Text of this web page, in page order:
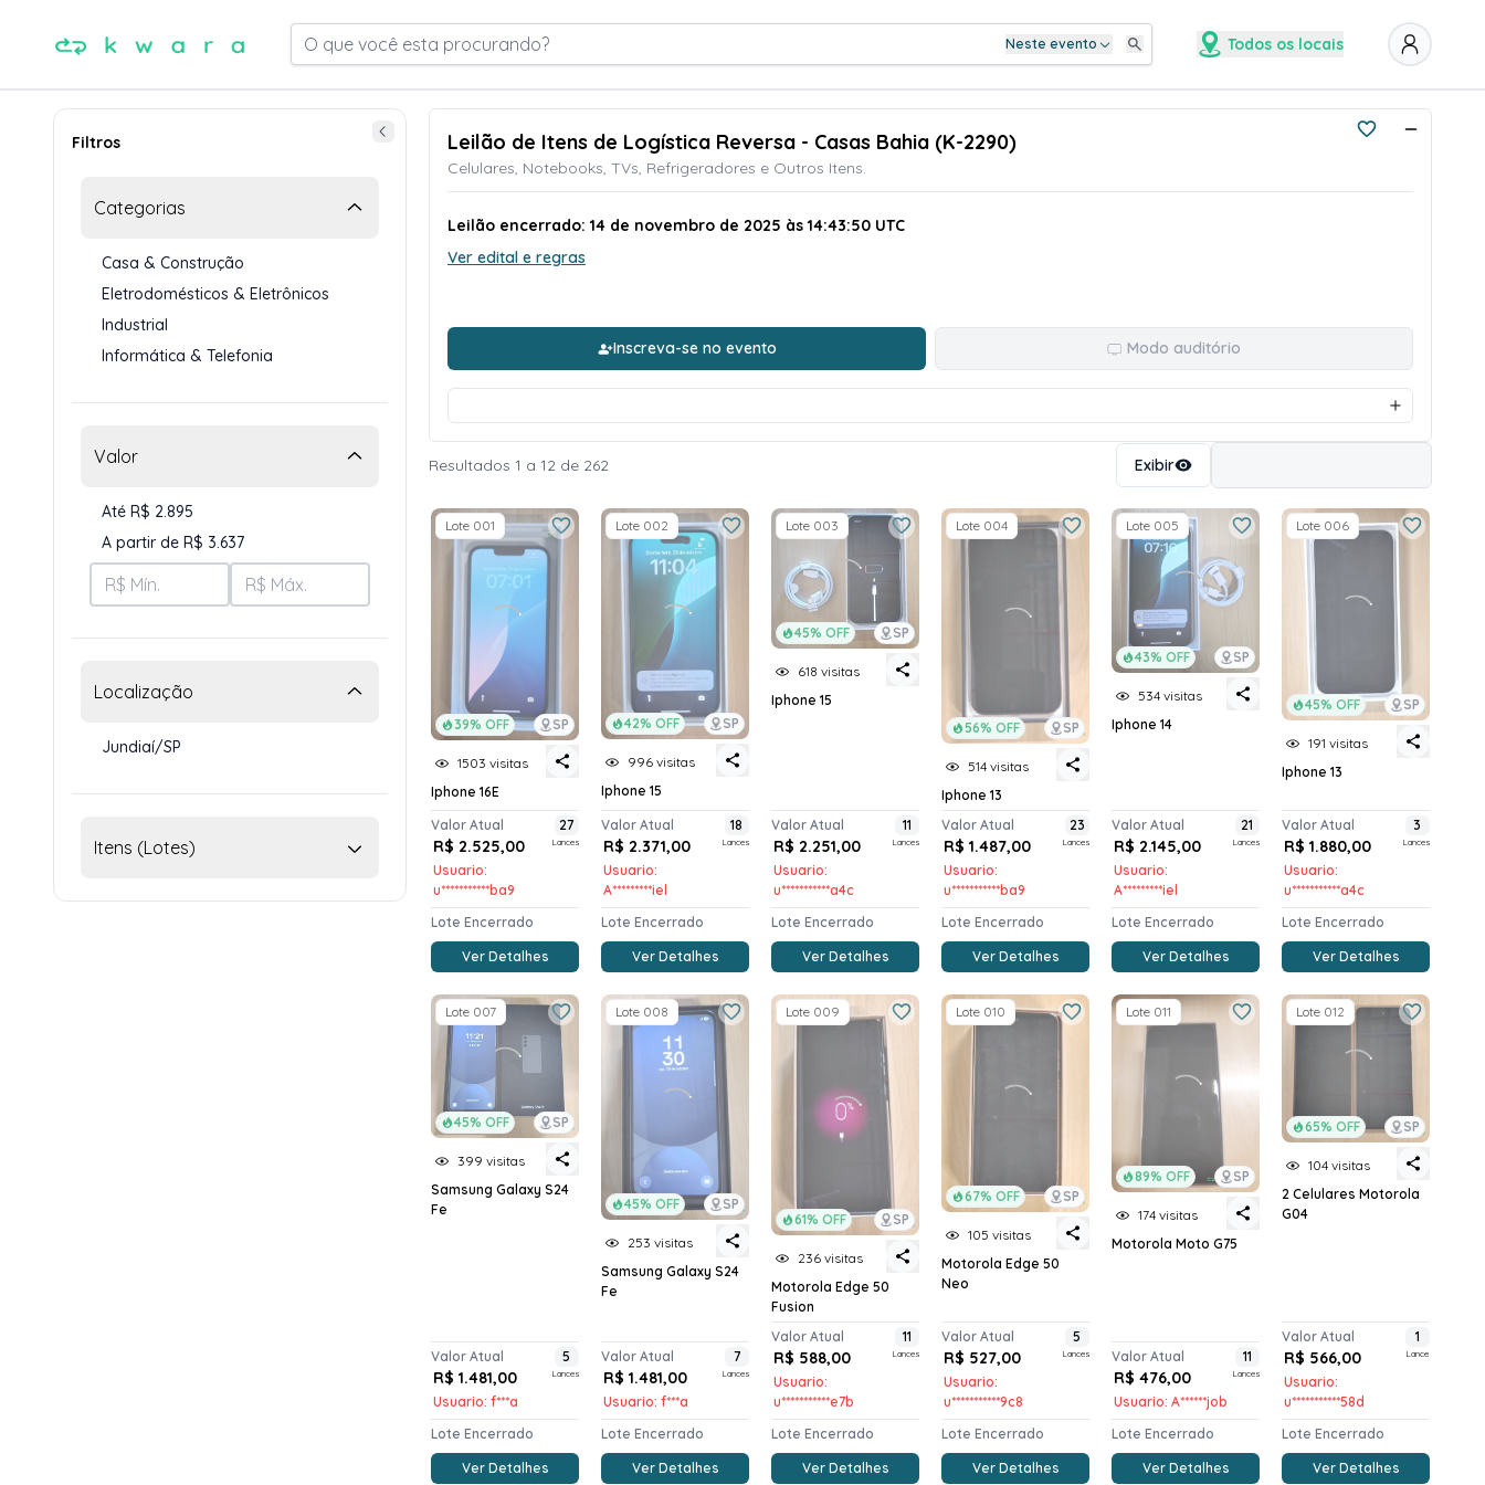
O que você esta procurando? Neste evento Todos os locais
Filtros
Categorias
Casa & Construção
Eletrodomésticos & Eletrônicos
Industrial
Informática & Telefonia
Valor
Até R$ 2.895
A partir de R$ 3.637
Localização
Jundiaí/SP
Itens (Lotes)
Leilão de Itens de Logística Reversa - Casas Bahia (K-2290)
Celulares, Notebooks, TVs, Refrigeradores e Outros Itens.
Leilão encerrado: 14 de novembro de 2025 às 14:43:50 UTC
Ver edital e regras
Inscreva-se no evento Modo auditório
Resultados 1 a 12 de 262 Exibir
39% OFF SP
Lote 001
1503 visitas
Iphone 16E
Valor Atual
R$ 2.525,00
Usuario:
u***********ba9
27
Lances
Lote Encerrado
Ver Detalhes
42% OFF SP
Lote 002
996 visitas
Iphone 15
Valor Atual
R$ 2.371,00
Usuario:
A*********iel
18
Lances
Lote Encerrado
Ver Detalhes
45% OFF SP
Lote 003
618 visitas
Iphone 15
Valor Atual
R$ 2.251,00
Usuario:
u***********a4c
11
Lances
Lote Encerrado
Ver Detalhes
56% OFF SP
Lote 004
514 visitas
Iphone 13
Valor Atual
R$ 1.487,00
Usuario:
u***********ba9
23
Lances
Lote Encerrado
Ver Detalhes
43% OFF SP
Lote 005
534 visitas
Iphone 14
Valor Atual
R$ 2.145,00
Usuario:
A*********iel
21
Lances
Lote Encerrado
Ver Detalhes
45% OFF SP
Lote 006
191 visitas
Iphone 13
Valor Atual
R$ 1.880,00
Usuario:
u***********a4c
3
Lances
Lote Encerrado
Ver Detalhes
45% OFF SP
Lote 007
399 visitas
Samsung Galaxy S24
Fe
Valor Atual
R$ 1.481,00
Usuario: f***a
5
Lances
Lote Encerrado
Ver Detalhes
45% OFF SP
Lote 008
253 visitas
Samsung Galaxy S24
Fe
Valor Atual
R$ 1.481,00
Usuario: f***a
7
Lances
Lote Encerrado
Ver Detalhes
61% OFF SP
Lote 009
236 visitas
Motorola Edge 50
Fusion
Valor Atual
R$ 588,00
Usuario:
u***********e7b
11
Lances
Lote Encerrado
Ver Detalhes
67% OFF SP
Lote 010
105 visitas
Motorola Edge 50
Neo
Valor Atual
R$ 527,00
Usuario:
u***********9c8
5
Lances
Lote Encerrado
Ver Detalhes
89% OFF SP
Lote 011
174 visitas
Motorola Moto G75
Valor Atual
R$ 476,00
Usuario: A******job
11
Lances
Lote Encerrado
Ver Detalhes
65% OFF SP
Lote 012
104 visitas
2 Celulares Motorola
G04
Valor Atual
R$ 566,00
Usuario:
u***********58d
1
Lance
Lote Encerrado
Ver Detalhes